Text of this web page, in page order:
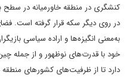
کنشگری در منطقه خاورمیانه در سطح
در روی دیگر سکه قرار گرفته است.
به‌معنی انگیزه‌ها و اراده سیاسی
خود با قدرت‌های نوظهور و از جمله
دارد تا از ظرفیت‌های کشورهای